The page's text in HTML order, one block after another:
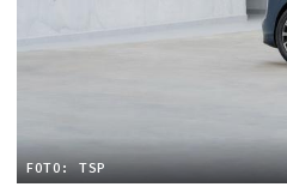
FOTO: TSP